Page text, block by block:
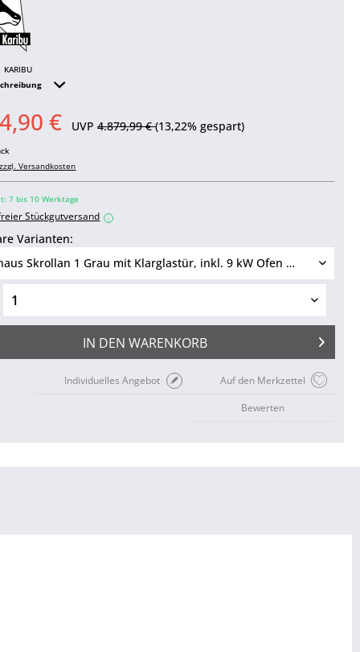
KARIBU
€ UVP4.879,99 €(13,22% gespart)
zzgl. Versandkosten
7 bis 10 Werktage
Stückgutversand i
Varianten:
IN DEN WARENKORB
Auf den Merkzettel
Individuelles Angebot
Bewerten